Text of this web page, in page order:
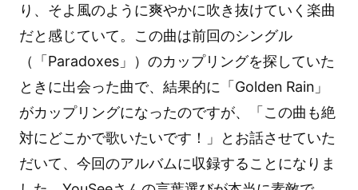
り、そよ風のように爽やかに吹き抜けていく楽曲
だと感じていて。この曲は前回のシングル
（「Paradoxes」）のカップリングを探していた
ときに出会った曲で、結果的に「Golden Rain」
がカップリングになったのですが、「この曲も絶
対にどこかで歌いたいです！」とお話させていた
だいて、今回のアルバムに収録することになりま